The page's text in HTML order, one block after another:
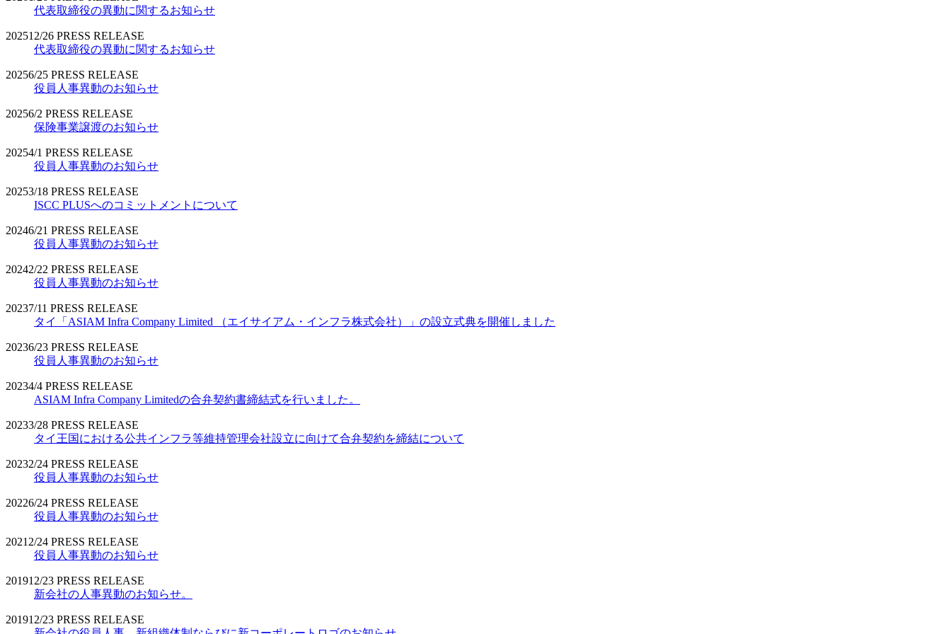
代表取締役の異動に関するお知らせ
202512/26 PRESS RELEASE
代表取締役の異動に関するお知らせ
20256/25 PRESS RELEASE
役員人事異動のお知らせ
20256/2 PRESS RELEASE
保険事業譲渡のお知らせ
20254/1 PRESS RELEASE
役員人事異動のお知らせ
20253/18 PRESS RELEASE
ISCC PLUSへのコミットメントについて
20246/21 PRESS RELEASE
役員人事異動のお知らせ
20242/22 PRESS RELEASE
役員人事異動のお知らせ
20237/11 PRESS RELEASE
タイ「ASIAM Infra Company Limited （エイサイアム・インフラ株式会社）」の設立式典を開催しました
20236/23 PRESS RELEASE
役員人事異動のお知らせ
20234/4 PRESS RELEASE
ASIAM Infra Company Limitedの合弁契約書締結式を行いました。
20233/28 PRESS RELEASE
タイ王国における公共インフラ等維持管理会社設立に向けて合弁契約を締結について
20232/24 PRESS RELEASE
役員人事異動のお知らせ
20226/24 PRESS RELEASE
役員人事異動のお知らせ
2021 2/24 PRESS RELEASE
役員人事異動のお知らせ
201912/23 PRESS RELEASE
新会社の人事異動のお知らせ。
201912/23 PRESS RELEASE